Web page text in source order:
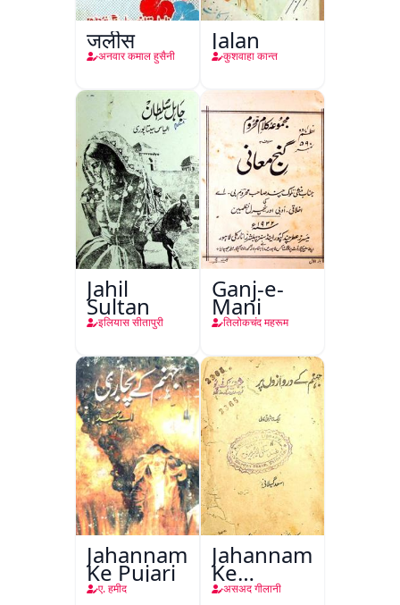
जलीस
अनवार कमाल हुसैनी
Jalan
कुशवाहा कान्त
Jahil
Sultan
इलियास सीतापुरी
Ganj-e-
Mani
तिलोकचंद महरूम
Jahannam
Ke Pujari
ए. हमीद
Jahannam
Ke
Darwazon
असअद गीलानी